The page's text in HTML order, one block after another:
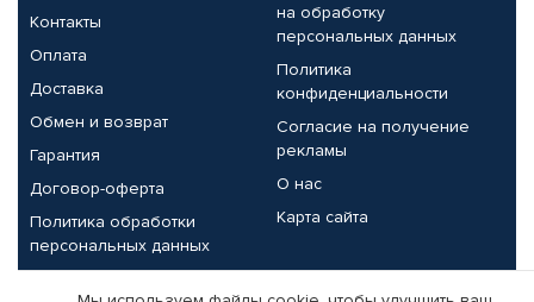
Контакты
Оплата
Доставка
Обмен и возврат
Гарантия
Договор-оферта
Политика обработки
персональных данных
на обработку
персональных данных
Политика
конфиденциальности
Согласие на получение
рекламы
О нас
Карта сайта